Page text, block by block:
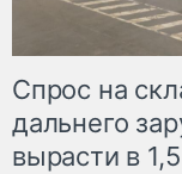
Спрос на
дальнего
вырасти в